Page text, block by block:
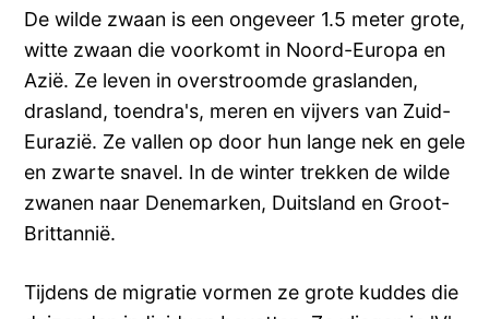
De wilde zwaan is een ongeveer 1.5 meter grote,
witte zwaan die voorkomt in Noord-Europa en
Azië. Ze leven in overstroomde graslanden,
drasland, toendra's, meren en vijvers van Zuid-
Eurazië. Ze vallen op door hun lange nek en gele
en zwarte snavel. In de winter trekken de wilde
zwanen naar Denemarken, Duitsland en Groot-
Brittannië.
Tijdens de migratie vormen ze grote kuddes die